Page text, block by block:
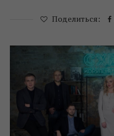
Поделиться: